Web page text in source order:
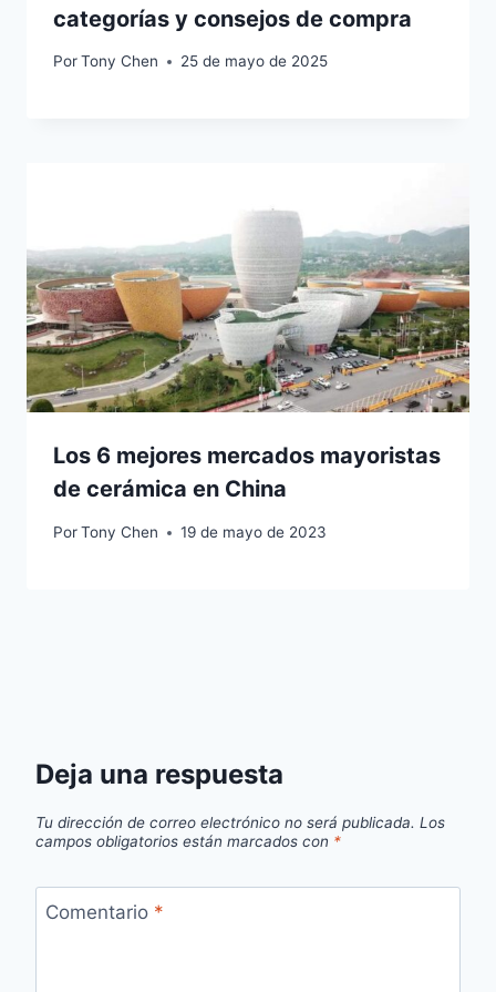
categorías y consejos de compra
PorTony Chen 25 de mayo de 2025
Los 6 mejores mercados mayoristas
de cerámica en China
PorTony Chen 19 de mayo de 2023
Deja una respuesta
Tu dirección de correo electrónico no será publicada. Los
campos obligatorios están marcados con *
Comentario *